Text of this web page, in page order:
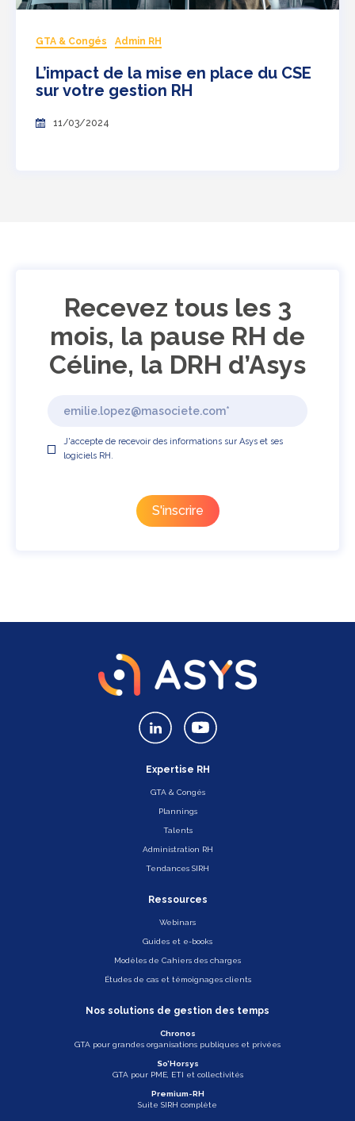
GTA & Congés Admin RH
L’impact de la mise en place du CSE
sur votre gestion RH
11/03/2024
Recevez tous les 3
mois, la pause RH de
Céline, la DRH d’Asys
J'accepte de recevoir des informations sur Asys et ses
logiciels RH.
Expertise RH
GTA & Congés
Plannings
Talents
Administration RH
Tendances SIRH
Ressources
Webinars
Guides et e-books
Modèles de Cahiers des charges
Études de cas et témoignages clients
Nos solutions de gestion des temps
Chronos
GTA pour grandes organisations publiques et privées
So’Horsys
GTA pour PME, ETI et collectivités
Premium-RH
Suite SIRH complète